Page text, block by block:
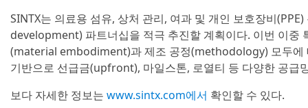
SINTX는 의료용 섬유, 상처 관리, 여과 및 개인 보호장비
development) 파트너십을 적극 추진할 계획이다. 이번 이중
(material embodiment)과 제조 공정(methodology) 모두에
기반으로 선급금(upfront), 마일스톤, 로열티 등 다양한 공급
보다 자세한 정보는 www.sintx.com에서 확인할 수 있다.